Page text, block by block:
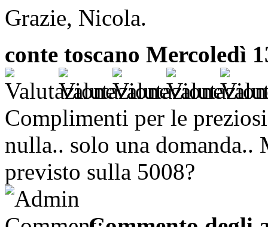
Grazie, Nicola.
conte toscano Mercoledì
Complimenti per le
nulla.. solo una domanda..
previsto sulla 5008?